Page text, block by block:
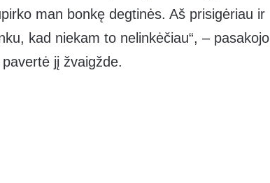
man bonkę degtinės. Aš prisigėriau ir
kad niekam to nelinkėčiau“, – pasakojo
jį žvaigžde.